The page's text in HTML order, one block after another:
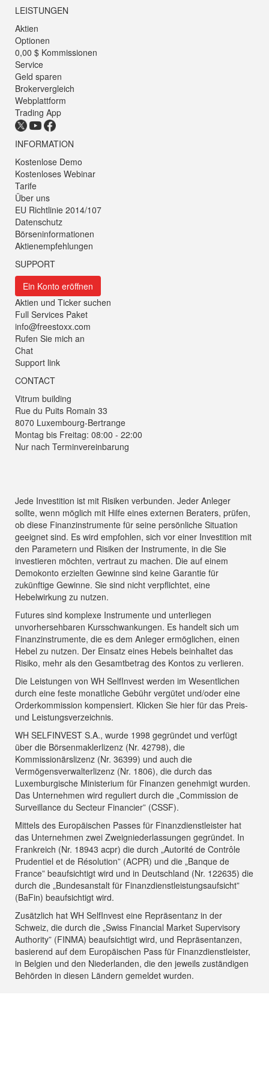
LEISTUNGEN
Aktien
Optionen
0,00 $ Kommissionen
Service
Geld sparen
Brokervergleich
Webplattform
Trading App
INFORMATION
Kostenlose Demo
Kostenloses Webinar
Tarife
Über uns
EU Richtlinie 2014/107
Datenschutz
Börseninformationen
Aktienempfehlungen
SUPPORT
Ein Konto eröffnen
Aktien und Ticker suchen
Full Services Paket
info@freestoxx.com
Rufen Sie mich an
Chat
Support link
CONTACT
Vitrum building
Rue du Puits Romain 33
8070 Luxembourg-Bertrange
Montag bis Freitag: 08:00 - 22:00
Nur nach Terminvereinbarung
Jede Investition ist mit Risiken verbunden. Jeder Anleger
sollte, wenn möglich mit Hilfe eines externen Beraters, prüfen,
ob diese Finanzinstrumente für seine persönliche Situation
geeignet sind. Es wird empfohlen, sich vor einer Investition mit
den Parametern und Risiken der Instrumente, in die Sie
investieren möchten, vertraut zu machen. Die auf einem
Demokonto erzielten Gewinne sind keine Garantie für
zukünftige Gewinne. Sie sind nicht verpflichtet, eine
Hebelwirkung zu nutzen.
Futures sind komplexe Instrumente und unterliegen
unvorhersehbaren Kursschwankungen. Es handelt sich um
Finanzinstrumente, die es dem Anleger ermöglichen, einen
Hebel zu nutzen. Der Einsatz eines Hebels beinhaltet das
Risiko, mehr als den Gesamtbetrag des Kontos zu verlieren.
Die Leistungen von WH SelfInvest werden im Wesentlichen
durch eine feste monatliche Gebühr vergütet und/oder eine
Orderkommission kompensiert. Klicken Sie hier für das Preis-
und Leistungsverzeichnis.
WH SELFINVEST S.A., wurde 1998 gegründet und verfügt
über die Börsenmaklerlizenz (Nr. 42798), die
Kommissionärslizenz (Nr. 36399) und auch die
Vermögensverwalterlizenz (Nr. 1806), die durch das
Luxemburgische Ministerium für Finanzen genehmigt wurden.
Das Unternehmen wird reguliert durch die „Commission de
Surveillance du Secteur Financier” (CSSF).
Mittels des Europäischen Passes für Finanzdienstleister hat
das Unternehmen zwei Zweigniederlassungen gegründet. In
Frankreich (Nr. 18943 acpr) die durch „Autorité de Contrôle
Prudentiel et de Résolution” (ACPR) und die „Banque de
France” beaufsichtigt wird und in Deutschland (Nr. 122635) die
durch die „Bundesanstalt für Finanzdienstleistungsaufsicht”
(BaFin) beaufsichtigt wird.
Zusätzlich hat WH SelfInvest eine Repräsentanz in der
Schweiz, die durch die „Swiss Financial Market Supervisory
Authority” (FINMA) beaufsichtigt wird, und Repräsentanzen,
basierend auf dem Europäischen Pass für Finanzdienstleister,
in Belgien und den Niederlanden, die den jeweils zuständigen
Behörden in diesen Ländern gemeldet wurden.